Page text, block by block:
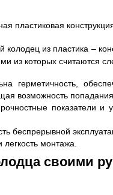
пластиковая
колодец из пластика –
из которых считаются
герметичность,
возможность
показатели и
беспрерывной
легкость монтажа.
своими